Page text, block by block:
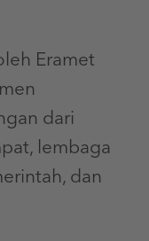
Eramet
dari
lembaga
dan